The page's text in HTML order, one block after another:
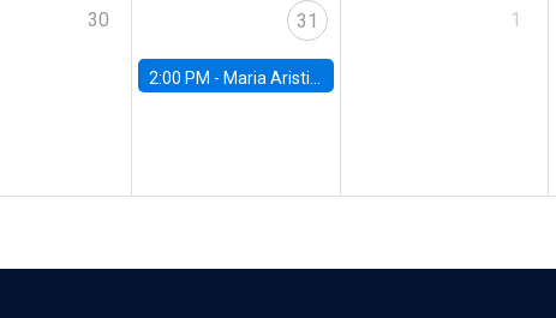
30 31
2:00 PM - Maria Aristizabal-Ramirez, FED Board
1